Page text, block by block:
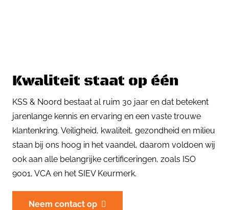
Kwaliteit staat op één
KSS & Noord bestaat al ruim 30 jaar en dat betekent
jarenlange kennis en ervaring en een vaste trouwe
klantenkring. Veiligheid, kwaliteit, gezondheid en milieu
staan bij ons hoog in het vaandel, daarom voldoen wij
ook aan alle belangrijke certificeringen, zoals ISO
9001, VCA en het SIEV Keurmerk.
Neem contact op